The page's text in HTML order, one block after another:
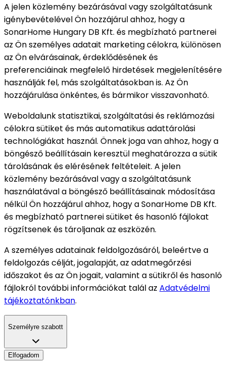
A jelen közlemény bezárásával vagy szolgáltatásunk
igénybevételével Ön hozzájárul ahhoz, hogy a
SonarHome Hungary DB Kft. és megbízható partnerei
az Ön személyes adatait marketing célokra, különösen
az Ön elvárásainak, érdeklődésének és
preferenciáinak megfelelő hirdetések megjelenítésére
használják fel, más szolgáltatásokban is. Az Ön
hozzájárulása önkéntes, és bármikor visszavonható.
Weboldalunk statisztikai, szolgáltatási és reklámozási
célokra sütiket és más automatikus adattárolási
technológiákat használ. Önnek joga van ahhoz, hogy a
böngésző beállításain keresztül meghatározza a sütik
tárolásának és elérésének feltételeit. A jelen
közlemény bezárásával vagy a szolgáltatásunk
használatával a böngésző beállításainak módosítása
nélkül Ön hozzájárul ahhoz, hogy a SonarHome DB Kft.
és megbízható partnerei sütiket és hasonló fájlokat
rögzítsenek és tároljanak az eszközén.
A személyes adatainak feldolgozásáról, beleértve a
feldolgozás célját, jogalapját, az adatmegőrzési
időszakot és az Ön jogait, valamint a sütikről és hasonló
fájlokról további információkat talál az Adatvédelmi
tájékoztatónkban.
Személyre szabott
Elfogadom